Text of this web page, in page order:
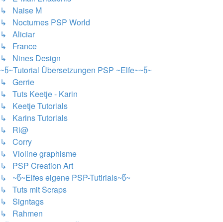
↳ Naise M
↳ Nocturnes PSP World
↳ Aliciar
↳ France
↳ Nines Design
~წ~Tutorial Übersetzungen PSP ~Elfe~~წ~
↳ Gerrie
↳ Tuts Keetje - Karin
↳ Keetje Tutorials
↳ Karins Tutorials
↳ Ri@
↳ Corry
↳ Violine graphisme
↳ PSP Creation Art
↳ ~წ~Elfes eigene PSP-Tutirials~წ~
↳ Tuts mit Scraps
↳ Signtags
↳ Rahmen